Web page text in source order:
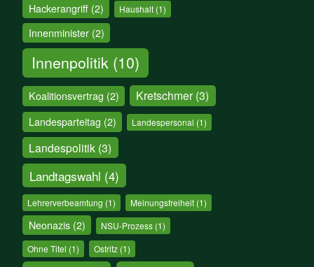
Hackerangriff(2) Haushalt (1)
Innenminister(2)
Innenpolitik(10)
Koalitionsvertrag (2) Kretschmer (3)
Landesparteitag (2) Landespersonal (1)
Landespolitik (3)
Landtagswahl (4)
Lehrerverbeamtung (1) Meinungsfreiheit(1)
Neonazis(2) NSU-Prozess (1)
Ohne Titel (1) Ostritz(1)